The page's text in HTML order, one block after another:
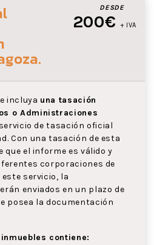
DESDE
200€ + IVA
.
incluya una tasación
o Administraciones
de tasación oficial
Con una tasación de esta
que el informe es válido y
corporaciones de
servicio, la
enviados en un plazo de
posea la documentación
contiene: